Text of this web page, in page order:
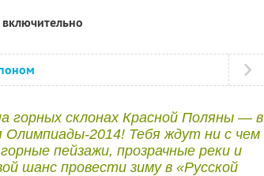
горных склонах Красной Поляны — в
2014! Тебя ждут ни с чем
пейзажи, прозрачные реки и
шанс провести зиму в «Русской